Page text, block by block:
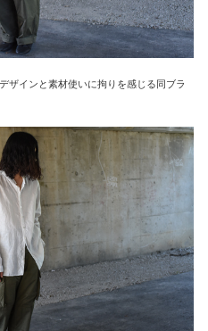
ザインと素材使いに拘りを感じる同ブラ